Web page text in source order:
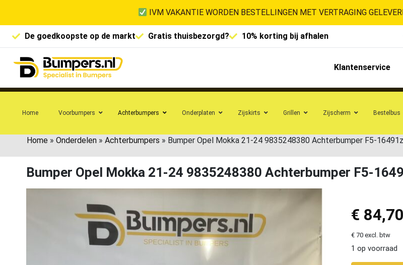
IVM VAKANTIE WORDEN BESTELLINGEN MET VERTRAGING
De goedkoopste op de markt Gratis thuisbezorgd? 10% korting bij afhalen
Klantenservice
Home Voorbumpers Achterbumpers Onderplaten Zijskirts Grillen Zijscherm Bestelbus
Home » Onderdelen » Achterbumpers » Bumper Opel Mokka 21-24 9835248380 Achterbumper F5-16491z
Bumper Opel Mokka 21-24 9835248380 Achterbumper F5-
€ 84,70
€ 70 excl. btw
1 op voorraad